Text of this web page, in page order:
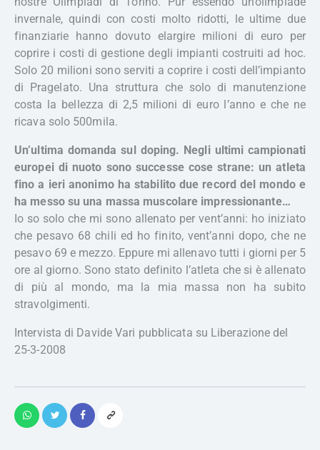
invernale, quindi con costi molto ridotti, le ultime due
finanziarie hanno dovuto elargire milioni di euro per
coprire i costi di gestione degli impianti costruiti ad hoc.
Solo 20 milioni sono serviti a coprire i costi dell’impianto
di Pragelato. Una struttura che solo di manutenzione
costa la bellezza di 2,5 milioni di euro l’anno e che ne
ricava solo 500mila.
Un’ultima domanda sul doping. Negli ultimi campionati
europei di nuoto sono successe cose strane: un atleta
fino a ieri anonimo ha stabilito due record del mondo e
ha messo su una massa muscolare impressionante…
Io so solo che mi sono allenato per vent’anni: ho iniziato
che pesavo 68 chili ed ho finito, vent’anni dopo, che ne
pesavo 69 e mezzo. Eppure mi allenavo tutti i giorni per 5
ore al giorno. Sono stato definito l’atleta che si è allenato
di più al mondo, ma la mia massa non ha subito
stravolgimenti.
Intervista di Davide Vari pubblicata su Liberazione del
25-3-2008